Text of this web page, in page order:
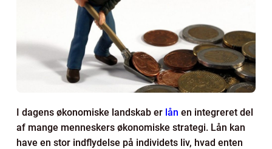
I dagens økonomiske landskab er lån en integreret del
af mange menneskers økonomiske strategi. Lån kan
have en stor indflydelse på individets liv, hvad enten